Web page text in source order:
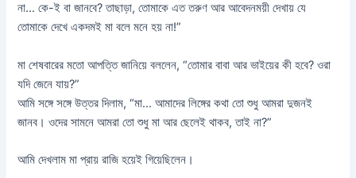
না… কে-ই বা জানবে? তাছাড়া, তোমাকে এত তরুণ আর আবেদনময়ী দেখায় যে
তোমাকে দেখে একদমই মা বলে মনে হয় না!”
মা শেষবারের মতো আপত্তি জানিয়ে বললেন, “তোমার বাবা আর ভাইয়ের কী হবে? ওরা
যদি জেনে যায়?”
আমি সঙ্গে সঙ্গে উত্তর দিলাম, “মা… আমাদের লিঙ্গের কথা তো শুধু আমরা দুজনই
জানব। ওদের সামনে আমরা তো শুধু মা আর ছেলেই থাকব, তাই না?”
আমি দেখলাম মা প্রায় রাজি হয়েই গিয়েছিলেন।